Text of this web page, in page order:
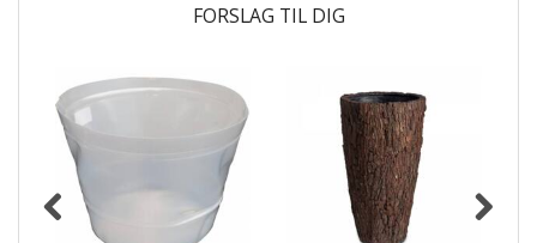
FORSLAG TIL DIG